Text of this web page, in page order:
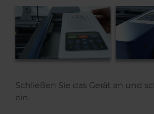
Schließen Sie das Gerät an und
ein.